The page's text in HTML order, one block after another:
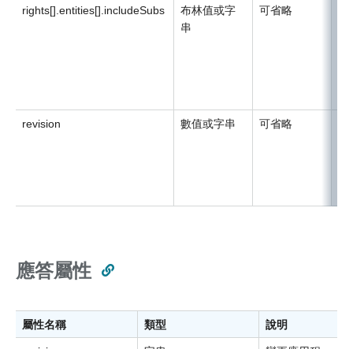
rights[].entities[].includeSubs
布林值或字
串
可省略
revision 數值或字串 可省略
應答屬性
屬性名稱 類型 說明